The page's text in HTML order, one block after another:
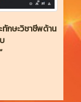
กษะวิชาชีพด้าน